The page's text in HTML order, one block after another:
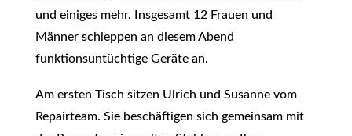
und einiges mehr. Insgesamt 12 Frauen und
Männer schleppen an diesem Abend
funktionsuntüchtige Geräte an.
Am ersten Tisch sitzen Ulrich und Susanne vom
Repairteam. Sie beschäftigen sich gemeinsam mit